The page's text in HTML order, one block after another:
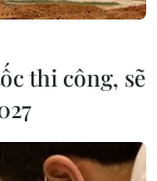
thi công, sẽ